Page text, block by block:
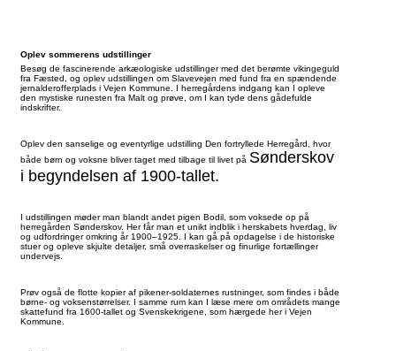
Oplev sommerens udstillinger
Besøg de fascinerende arkæologiske udstillinger med det berømte vikingeguld
fra Fæsted, og oplev udstillingen om Slavevejen med fund fra en spændende
jernalderofferplads i Vejen Kommune. I herregårdens indgang kan I opleve
den mystiske runesten fra Malt og prøve, om I kan tyde dens gådefulde
indskrifter.
Oplev den sanselige og eventyrlige udstilling Den fortryllede Herregård, hvor
både børn og voksne bliver taget med tilbage til livet på Sønderskov
i begyndelsen af 1900-tallet.
I udstillingen møder man blandt andet pigen Bodil, som voksede op på
herregården Sønderskov. Her får man et unikt indblik i herskabets hverdag, liv
og udfordringer omkring år 1900–1925. I kan gå på opdagelse i de historiske
stuer og opleve skjulte detaljer, små overraskelser og finurlige fortællinger
undervejs.
Prøv også de flotte kopier af pikener-soldaternes rustninger, som findes i både
børne- og voksenstørrelser. I samme rum kan I læse mere om områdets mange
skattefund fra 1600-tallet og Svenskekrigene, som hærgede her i Vejen
Kommune.